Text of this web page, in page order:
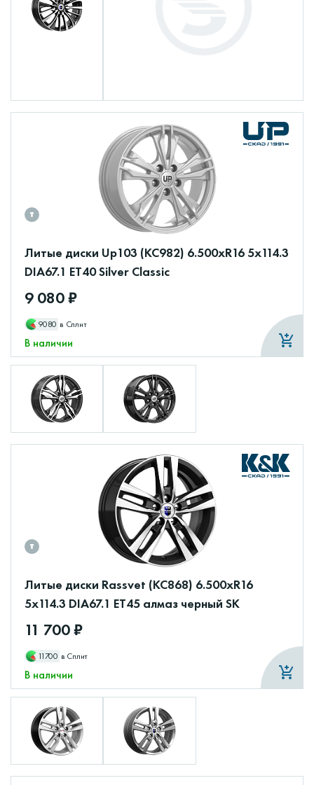
Литые диски Up103 (КС982) 6.500xR16 5x114.3
DIA67.1 ET40 Silver Classic
9 080 ₽
9080 в Сплит
В наличии
Литые диски Rassvet (КС868) 6.500xR16
5x114.3 DIA67.1 ET45 алмаз черный SK
11 700 ₽
11700 в Сплит
В наличии